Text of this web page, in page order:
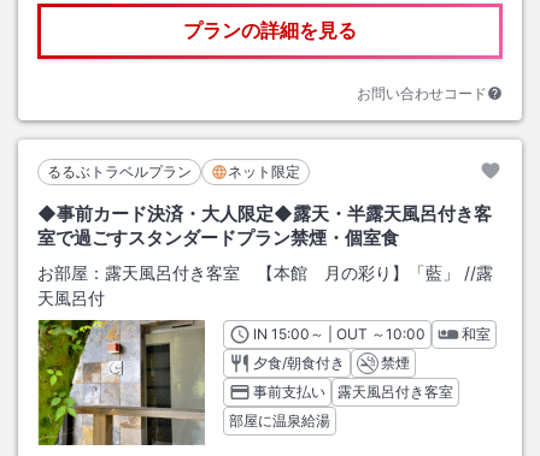
プランの詳細を見る
お問い合わせコード
るるぶトラベルプラン ネット限定
◆事前カード決済・大人限定◆露天・半露天風呂付き客
室で過ごすスタンダードプラン禁煙・個室食
お部屋： 露天風呂付き客室 【本館 月の彩り】「藍」 //露
天風呂付
INチェックイン
15:00 ～ | OUT チェックアウト
～10:00
和室
夕食/朝食付き
禁煙
事前支払い
露天風呂付き客室
部屋に温泉給湯